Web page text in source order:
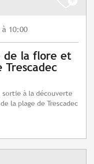
à 10:00
de la flore et
Trescadec
sortie à la découverte
la plage de Trescadec